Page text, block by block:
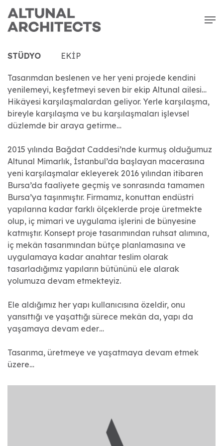
Skip
main
STÜDYO EKIP
Tasarımdan beslenen ve her yeni projede kendini
yenilemeyi, keşfetmeyi seven bir ekip Altunal ailesi…
Hikâyesi karşılaşmalardan geliyor. Yerle karşılaşma,
bireyle karşılaşma ve bu karşılaşmaları işlevsel
düzlemde bir araya getirme…
2015 yılında Bağdat Caddesi’nde kurmuş olduğumuz
Altunal Mimarlık, İstanbul’da başlayan macerasına
yeni karşılaşmalar ekleyerek 2016 yılından itibaren
Bursa’da faaliyete geçmiş ve sonrasında tamamen
Bursa’ya taşınmıştır. Firmamız, konuttan endüstri
yapılarına kadar farklı ölçeklerde proje üretmekte
olup, iç mimari ve uygulama işlerini de bünyesine
katmıştır. Konsept proje tasarımından ruhsat alımına,
iç mekân tasarımından bütçe planlamasına ve
uygulamaya kadar anahtar teslim olarak
tasarladığımız yapıların bütününü ele alarak
yolumuza devam etmekteyiz.
Ele aldığımız her yapı kullanıcısına özeldir, onu
yansıttığı ve yaşattığı sürece mekân da, yapı da
yaşamaya devam eder…
Tasarıma, üretmeye ve yaşatmaya devam etmek
üzere…